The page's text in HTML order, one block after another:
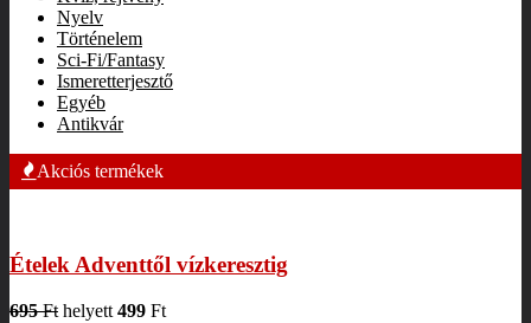
Nyelv
Történelem
Sci-Fi/Fantasy
Ismeretterjesztő
Egyéb
Antikvár
Akciós termékek
Ételek Adventtől vízkeresztig
695 Ft helyett 499 Ft